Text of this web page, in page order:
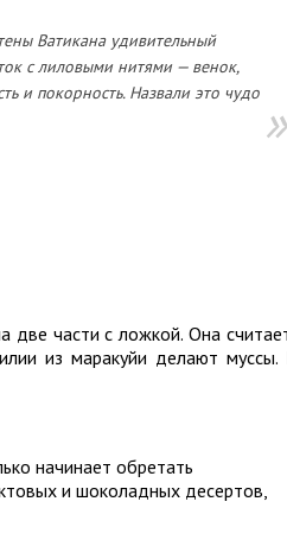
Ватикана удивительный
с лиловыми нитями — венок,
и покорность. Назвали это чудо
две части с ложкой. Она
из маракуйи делают муссы.
начинает обретать
и шоколадных десертов,